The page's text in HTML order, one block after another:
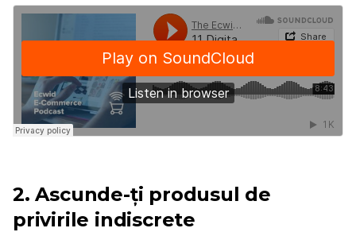
2. Ascunde-ți produsul de
privirile indiscrete